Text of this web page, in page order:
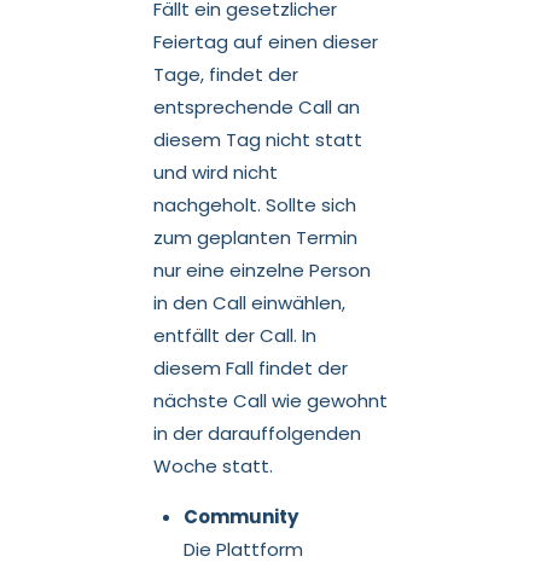
Fällt ein gesetzlicher
Feiertag auf einen dieser
Tage, findet der
entsprechende Call an
diesem Tag nicht statt
und wird nicht
nachgeholt. Sollte sich
zum geplanten Termin
nur eine einzelne Person
in den Call einwählen,
entfällt der Call. In
diesem Fall findet der
nächste Call wie gewohnt
in der darauffolgenden
Woche statt.
Community
Die Plattform